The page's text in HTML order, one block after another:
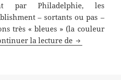
par Philadelphie, les
– sortants ou pas –
très « bleues » (la couleur
la lecture de Victoire